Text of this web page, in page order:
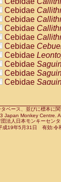
Pitheciidae
Pitheciidae
Pitheciidae
Cebidae
Cebidae
Cebidae
Cebidae
Cebidae
Cebidae
Cebidae
Cebidae
Cebidae
Cebidae
Cebidae
Cebidae
タベース、並びに標本に
Japan Monkey Centre.
団法人日本モンキーセ
成19年5月31日 有効:令